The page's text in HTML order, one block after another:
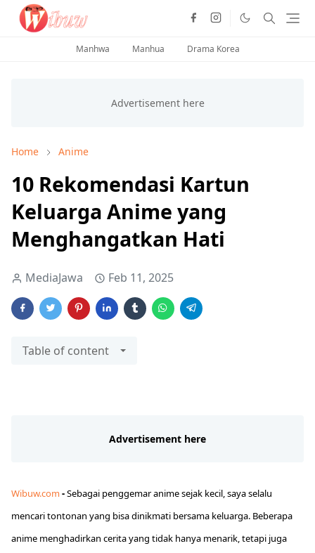
Manhwa Manhua Drama Korea
Home Anime
10 Rekomendasi Kartun
Keluarga Anime yang
Menghangatkan Hati
MediaJawa Feb 11, 2025
Table of content
Wibuw.com -Sebagai penggemar anime sejak kecil, saya selalu
mencari tontonan yang bisa dinikmati bersama keluarga. Beberapa
anime menghadirkan cerita yang tidak hanya menarik, tetapi juga